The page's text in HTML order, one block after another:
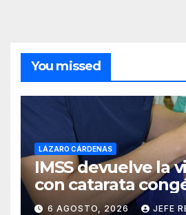
You missed
LÁZARO CÁRDENAS
IMSS devuelve la
con catarata
23 años de
6 AGOSTO, 2026 JEFE